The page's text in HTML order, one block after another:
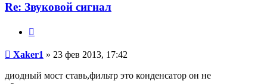
Re: Звуковой сигнал
Сообщение
Xaker1 » 23 фев 2013, 17:42
диодный мост ставь,фильтр это конденсатор он не